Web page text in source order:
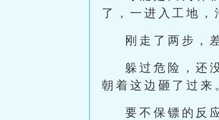
了，一进入工地
刚走了两步，
躲过危险，还
朝着这边砸了过来
要不保镖的反